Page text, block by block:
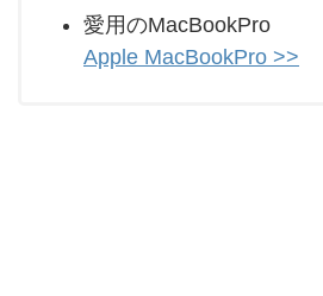
愛用のMacBookPro
Apple MacBookPro >>